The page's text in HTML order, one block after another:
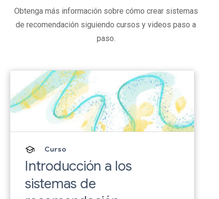
Obtenga más información sobre cómo crear sistemas
de recomendación siguiendo cursos y videos paso a
paso.
Curso
Introducción a los
sistemas de